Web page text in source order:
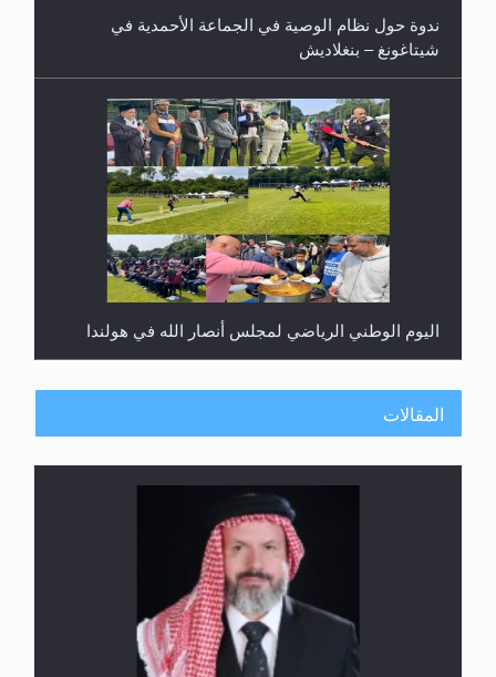
ندوة حول نظام الوصية في الجماعة الأحمدية في
شيتاغونغ – بنغلاديش
اليوم الوطني الرياضي لمجلس أنصار الله في هولندا
إتمام حفظ القرآن الكريم لثلاثة طلاب من مدرسة الحفظ
المقالات